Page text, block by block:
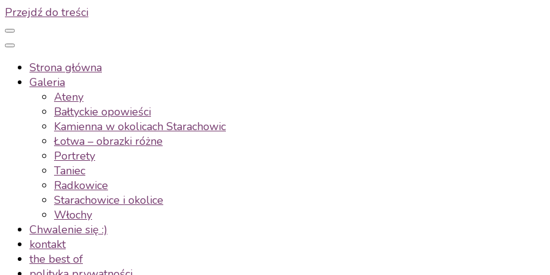
Przejdź do treści
Strona główna
Galeria
Ateny
Bałtyckie opowieści
Kamienna w okolicach Starachowic
Łotwa – obrazki różne
Portrety
Taniec
Radkowice
Starachowice i okolice
Włochy
Chwalenie się :)
kontakt
the best of